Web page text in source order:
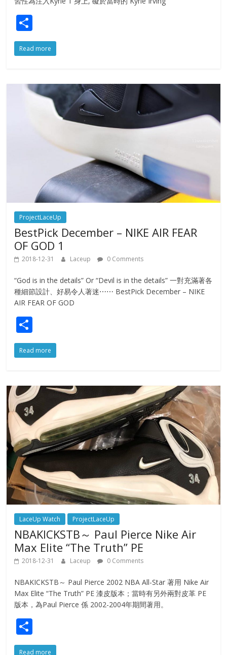
h
ar
Read more
ProjectLaceUp
BestPick December – NIKE AIR FEAR
OF GOD 1
2018-12-31 Laceup 0 Comments
“God is in the details” Or “Devil is in the details” 一對充滿著各
種細節設計、好易令人著迷⋯⋯ BestPick December – NIKE
AIR FEAR OF GOD
h
ar
Read more
LaceUp Watch ProjectLaceUp
NBAKICKSTB～ Paul Pierce Nike Air
Max Elite “The Truth” PE
2018-12-31 Laceup 0 Comments
NBAKICKSTB～ Paul Pierce 2002 NBA All-Star 著用 Nike Air
Max Elite “The Truth” PE 漆皮版本；當時有另外兩對皮革 PE
版本，為Paul Pierce 係 2002-2004年期間著用。
h
Read more